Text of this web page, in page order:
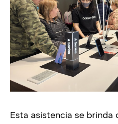
Esta asistencia se